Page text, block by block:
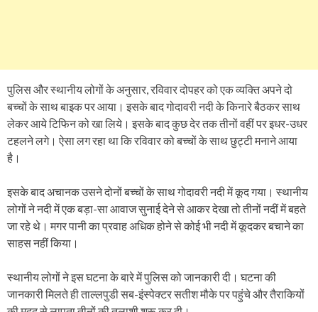
पुलिस और स्थानीय लोगों के अनुसार, रविवार दोपहर को एक व्यक्ति अपने दो
बच्चों के साथ बाइक पर आया। इसके बाद गोदावरी नदी के किनारे बैठकर साथ
लेकर आये टिफिन को खा लिये। इसके बाद कुछ देर तक तीनों वहीं पर इधर-उधर
टहलने लगे। ऐसा लग रहा था कि रविवार को बच्चों के साथ छुट्टी मनाने आया
है।
इसके बाद अचानक उसने दोनों बच्चों के साथ गोदावरी नदी में कूद गया। स्थानीय
लोगों ने नदी में एक बड़ा-सा आवाज सुनाई देने से आकर देखा तो तीनों नदीं में बहते
जा रहे थे। मगर पानी का प्रवाह अधिक होने से कोई भी नदी में कूदकर बचाने का
साहस नहीं किया।
स्थानीय लोगों ने इस घटना के बारे में पुलिस को जानकारी दी। घटना की
जानकारी मिलते ही ताल्लपुडी सब-इंस्पेक्टर सतीश मौके पर पहुंचे और तैराकियों